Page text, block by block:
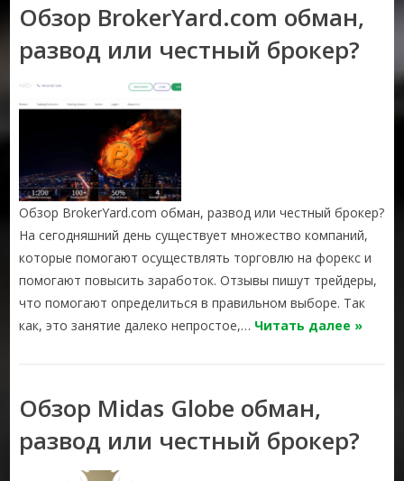
Обзор BrokerYard.com обман,
развод или честный брокер?
Обзор BrokerYard.com обман, развод или честный брокер?
На сегодняшний день существует множество компаний,
которые помогают осуществлять торговлю на форекс и
помогают повысить заработок. Отзывы пишут трейдеры,
что помогают определиться в правильном выборе. Так
как, это занятие далеко непростое,… Читать далее »
Обзор Midas Globe обман,
развод или честный брокер?